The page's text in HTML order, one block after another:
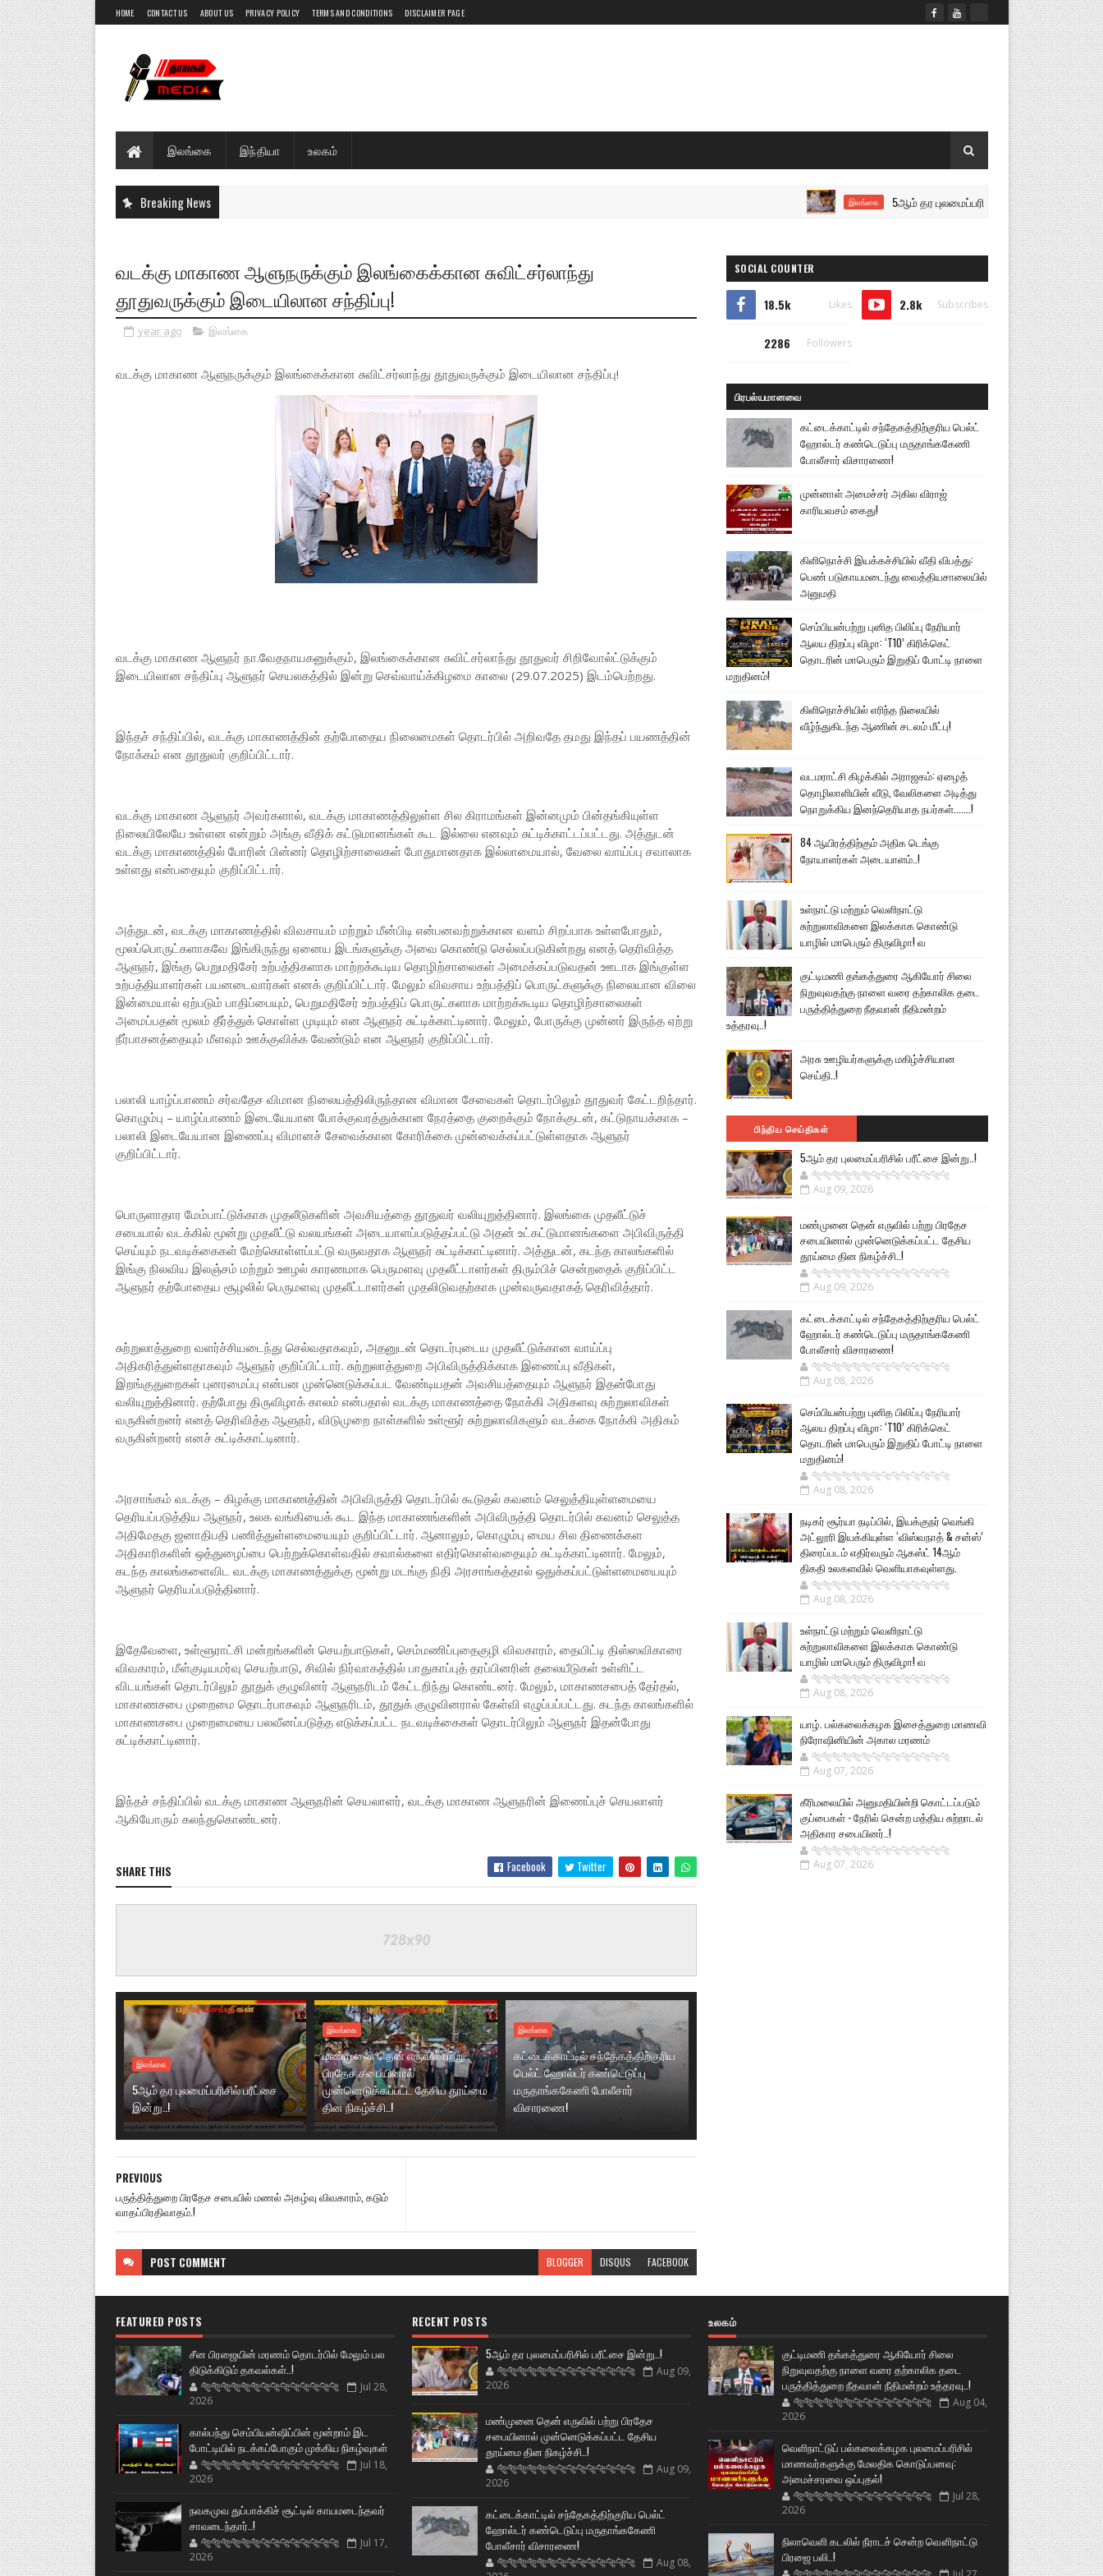
HOME CONTACT US ABOUT US PRIVACY POLICY TERMS AND CONDITIONS DISCLAIMER PAGE
இலங்கை இந்தியா உலகம்
Breaking News இலங்கை 5ஆம் தர புலமைப்பரிசில் பரீட்சை இன்று..!
வடக்கு மாகாண ஆளுநருக்கும் இலங்கைக்கான சுவிட்சர்லாந்து
தூதுவருக்கும் இடையிலான சந்திப்பு!
year ago இலங்கை
வடக்கு மாகாண ஆளுநருக்கும் இலங்கைக்கான சுவிட்சர்லாந்து தூதுவருக்கும் இடையிலான சந்திப்பு!
வடக்கு மாகாண ஆளுநர் நா.வேதநாயகனுக்கும், இலங்கைக்கான சுவிட்சர்லாந்து தூதுவர் சிறிவோல்ட்டுக்கும்
இடையிலான சந்திப்பு ஆளுநர் செயலகத்தில் இன்று செவ்வாய்க்கிழமை காலை (29.07.2025) இடம்பெற்றது.
இந்தச் சந்திப்பில், வடக்கு மாகாணத்தின் தற்போதைய நிலைமைகள் தொடர்பில் அறிவதே தமது இந்தப் பயணத்தின்
நோக்கம் என தூதுவர் குறிப்பிட்டார்.
வடக்கு மாகாண ஆளுநர் அவர்களால், வடக்கு மாகாணத்திலுள்ள சில கிராமங்கள் இன்னமும் பின்தங்கியுள்ள
நிலையிலேயே உள்ளன என்றும் அங்கு வீதிக் கட்டுமானங்கள் கூட இல்லை எனவும் சுட்டிக்காட்டப்பட்டது. அத்துடன்
வடக்கு மாகாணத்தில் போரின் பின்னர் தொழிற்சாலைகள் போதுமானதாக இல்லாமையால், வேலை வாய்ப்பு சவாலாக
உள்ளது என்பதையும் குறிப்பிட்டார்.
அத்துடன், வடக்கு மாகாணத்தில் விவசாயம் மற்றும் மீன்பிடி என்பனவற்றுக்கான வளம் சிறப்பாக உள்ளபோதும்,
மூலப்பொருட்களாகவே இங்கிருந்து ஏனைய இடங்களுக்கு அவை கொண்டு செல்லப்படுகின்றது எனத் தெரிவித்த
ஆளுநர், இங்கு பெறுமதிசேர் உற்பத்திகளாக மாற்றக்கூடிய தொழிற்சாலைகள் அமைக்கப்படுவதன் ஊடாக இங்குள்ள
உற்பத்தியாளர்கள் பயனடைவார்கள் எனக் குறிப்பிட்டார். மேலும் விவசாய உற்பத்திப் பொருட்களுக்கு நிலையான விலை
இன்மையால் ஏற்படும் பாதிப்பையும், பெறுமதிசேர் உற்பத்திப் பொருட்களாக மாற்றக்கூடிய தொழிற்சாலைகள்
அமைப்பதன் மூலம் தீர்த்துக் கொள்ள முடியும் என ஆளுநர் சுட்டிக்காட்டினார். மேலும், போருக்கு முன்னர் இருந்த ஏற்று
நீர்பாசனத்தையும் மீளவும் ஊக்குவிக்க வேண்டும் என ஆளுநர் குறிப்பிட்டார்.
பலாலி யாழ்ப்பாணம் சர்வதேச விமான நிலையத்திலிருந்தான விமான சேவைகள் தொடர்பிலும் தூதுவர் கேட்டறிந்தார்.
கொழும்பு – யாழ்ப்பாணம் இடையேயான போக்குவரத்துக்கான நேரத்தை குறைக்கும் நோக்குடன், கட்டுநாயக்காக –
பலாலி இடையேயான இணைப்பு விமானச் சேவைக்கான கோரிக்கை முன்வைக்கப்பட்டுள்ளதாக ஆளுநர்
குறிப்பிட்டார்.
பொருளாதார மேம்பாட்டுக்காக முதலீடுகளின் அவசியத்தை தூதுவர் வலியுறுத்தினார். இலங்கை முதலீட்டுச்
சபையால் வடக்கில் மூன்று முதலீட்டு வலயங்கள் அடையாளப்படுத்தப்பட்டு அதன் உட்கட்டுமானங்களை அபிவிருத்தி
செய்யும் நடவடிக்கைகள் மேற்கொள்ளப்பட்டு வருவதாக ஆளுநர் சுட்டிக்காட்டினார். அத்துடன், கடந்த காலங்களில்
இங்கு நிலவிய இலஞ்சம் மற்றும் ஊழல் காரணமாக பெருமளவு முதலீட்டாளர்கள் திரும்பிச் சென்றதைக் குறிப்பிட்ட
ஆளுநர் தற்போதைய சூழலில் பெருமளவு முதலீட்டாளர்கள் முதலிடுவதற்காக முன்வருவதாகத் தெரிவித்தார்.
சுற்றுலாத்துறை வளர்ச்சியடைந்து செல்வதாகவும், அதனுடன் தொடர்புடைய முதலீட்டுக்கான வாய்ப்பு
அதிகரித்துள்ளதாகவும் ஆளுநர் குறிப்பிட்டார். சுற்றுலாத்துறை அபிவிருத்திக்காக இணைப்பு வீதிகள்,
இறங்குதுறைகள் புனரமைப்பு என்பன முன்னெடுக்கப்பட வேண்டியதன் அவசியத்தையும் ஆளுநர் இதன்போது
வலியுறுத்தினார். தற்போது திருவிழாக் காலம் என்பதால் வடக்கு மாகாணத்தை நோக்கி அதிகளவு சுற்றுலாவிகள்
வருகின்றனர் எனத் தெரிவித்த ஆளுநர், விடுமுறை நாள்களில் உள்ளூர் சுற்றுலாவிகளும் வடக்கை நோக்கி அதிகம்
வருகின்றனர் எனச் சுட்டிக்காட்டினார்.
அரசாங்கம் வடக்கு – கிழக்கு மாகாணத்தின் அபிவிருத்தி தொடர்பில் கூடுதல் கவனம் செலுத்தியுள்ளமையை
தெரியப்படுத்திய ஆளுநர், உலக வங்கியைக் கூட இந்த மாகாணங்களின் அபிவிருத்தி தொடர்பில் கவனம் செலுத்த
அதிமேதகு ஜனாதிபதி பணித்துள்ளமையையும் குறிப்பிட்டார். ஆனாலும், கொழும்பு மைய சில திணைக்கள
அதிகாரிகளின் ஒத்துழைப்பை பெற்றுக்கொள்வதில் சவால்களை எதிர்கொள்வதையும் சுட்டிக்காட்டினார். மேலும்,
கடந்த காலங்களைவிட வடக்கு மாகாணத்துக்கு மூன்று மடங்கு நிதி அரசாங்கத்தால் ஒதுக்கப்பட்டுள்ளமையையும்
ஆளுநர் தெரியப்படுத்தினார்.
இதேவேளை, உள்ளூராட்சி மன்றங்களின் செயற்பாடுகள், செம்மணிப்புதைகுழி விவகாரம், தையிட்டி திஸ்ஸவிகாரை
விவகாரம், மீள்குடியமர்வு செயற்பாடு, சிவில் நிர்வாகத்தில் பாதுகாப்புத் தரப்பினரின் தலையீடுகள் உள்ளிட்ட
விடயங்கள் தொடர்பிலும் தூதுக் குழுவினர் ஆளுநரிடம் கேட்டறிந்து கொண்டனர். மேலும், மாகாணசபைத் தேர்தல்,
மாகாணசபை முறைமை தொடர்பாகவும் ஆளுநரிடம், தூதுக் குழுவினரால் கேள்வி எழுப்பப்பட்டது. கடந்த காலங்களில்
மாகாணசபை முறைமையை பலவீனப்படுத்த எடுக்கப்பட்ட நடவடிக்கைகள் தொடர்பிலும் ஆளுநர் இதன்போது
சுட்டிக்காட்டினார்.
இந்தச் சந்திப்பில் வடக்கு மாகாண ஆளுநரின் செயலாளர், வடக்கு மாகாண ஆளுநரின் இணைப்புச் செயலாளர்
ஆகியோரும் கலந்துகொண்டனர்.
SHARE THIS Facebook Twitter
இலங்கை
5ஆம் தர புலமைப்பரிசில் பரீட்சை
இன்று..!
இலங்கை
மண்முனை தென் எருவில் பற்று
பிரதேச சபையினால்
முன்னெடுக்கப்பட்ட தேசிய தூய்மை
தின நிகழ்ச்சி..!
இலங்கை
கட்டைக்காட்டில் சந்தேகத்திற்குரிய
பெல்ட் ஹோல்டர் கண்டெடுப்பு
மருதாங்ககேணி போலீசார்
விசாரணை!
PREVIOUS
பருத்தித்துறை பிரதேச சபையில் மணல் அகழ்வு விவகாரம், கடும்
வாதப்பிரதிவாதம்.!
POST COMMENT BLOGGER DISQUS FACEBOOK
SOCIAL COUNTER
18.5k Likes 2.8k Subscribes
2286 Followers
பிரபல்யமானவை
கட்டைக்காட்டில் சந்தேகத்திற்குரிய பெல்ட்
ஹோல்டர் கண்டெடுப்பு மருதாங்ககேணி
போலீசார் விசாரணை!
முன்னாள் அமைச்சர் அகில விராஜ்
காரியவசம் கைது!
கிளிநொச்சி இயக்கச்சியில் வீதி விபத்து:
பெண் படுகாயமடைந்து வைத்தியசாலையில்
அனுமதி
செம்பியன்பற்று புனித பிலிப்பு நேரியார்
ஆலய திறப்பு விழா: ‘T10’ கிரிக்கெட்
தொடரின் மாபெரும் இறுதிப் போட்டி நாளை
மறுதினம்!
கிளிநொச்சியில் எரிந்த நிலையில்
வீழ்ந்துகிடந்த ஆணின் சடலம் மீட்பு!
வடமராட்சி கிழக்கில் அராஜகம்: ஏழைத்
தொழிலாளியின் வீடு, வேலிகளை அடித்து
நொறுக்கிய இனந்தெரியாத நபர்கள்.......!
84 ஆயிரத்திற்கும் அதிக டெங்கு
நோயாளர்கள் அடையாளம்..!
உள்நாட்டு மற்றும் வெளிநாட்டு
சுற்றுலாவிகளை இலக்காக கொண்டு
யாழில் மாபெரும் திருவிழா! வ
குட்டிமணி தங்கத்துரை ஆகியோர் சிலை
நிறுவுவதற்கு நாளை வரை தற்காலிக தடை
பருத்தித்துறை நீதவான் நீதிமன்றம்
உத்தரவு..!
அரசு ஊழியர்களுக்கு மகிழ்ச்சியான
செய்தி..!
பிந்திய செய்திகள்
5ஆம் தர புலமைப்பரிசில் பரீட்சை இன்று..!
🐅🐅🐅🐅🐅🐅🐆🐆🐆🐆🐆🐆🐆🐆
Aug 09, 2026
மண்முனை தென் எருவில் பற்று பிரதேச
சபையினால் முன்னெடுக்கப்பட்ட தேசிய
தூய்மை தின நிகழ்ச்சி..!
🐅🐅🐅🐅🐅🐅🐆🐆🐆🐆🐆🐆🐆🐆
Aug 09, 2026
கட்டைக்காட்டில் சந்தேகத்திற்குரிய பெல்ட்
ஹோல்டர் கண்டெடுப்பு மருதாங்ககேணி
போலீசார் விசாரணை!
🐅🐅🐅🐅🐅🐅🐆🐆🐆🐆🐆🐆🐆🐆
Aug 08, 2026
செம்பியன்பற்று புனித பிலிப்பு நேரியார்
ஆலய திறப்பு விழா: ‘T10’ கிரிக்கெட்
தொடரின் மாபெரும் இறுதிப் போட்டி நாளை
மறுதினம்!
🐅🐅🐅🐅🐅🐅🐆🐆🐆🐆🐆🐆🐆🐆
Aug 08, 2026
நடிகர் சூர்யா நடிப்பில், இயக்குநர் வெங்கி
அட்லூரி இயக்கியுள்ள ‘விஸ்வநாத் & சன்ஸ்’
திரைப்படம் எதிர்வரும் ஆகஸ்ட் 14ஆம்
திகதி உலகளவில் வெளியாகவுள்ளது.
🐅🐅🐅🐅🐅🐅🐆🐆🐆🐆🐆🐆🐆🐆
Aug 08, 2026
உள்நாட்டு மற்றும் வெளிநாட்டு
சுற்றுலாவிகளை இலக்காக கொண்டு
யாழில் மாபெரும் திருவிழா! வ
🐅🐅🐅🐅🐅🐅🐆🐆🐆🐆🐆🐆🐆🐆
Aug 08, 2026
யாழ். பல்கலைக்கழக இசைத்துறை மாணவி
நிரோஷினியின் அகால மரணம்
🐅🐅🐅🐅🐅🐅🐆🐆🐆🐆🐆🐆🐆🐆
Aug 07, 2026
கீரிமலையில் அனுமதியின்றி கொட்டப்படும்
குப்பைகள் - நேரில் சென்ற மத்திய சுற்றாடல்
அதிகார சபையினர்..!
🐅🐅🐅🐅🐅🐅🐆🐆🐆🐆🐆🐆🐆🐆
Aug 07, 2026
FEATURED POSTS
சீன பிரஜையின் மரணம் தொடர்பில் மேலும் பல
திடுக்கிடும் தகவல்கள்..!
🐅🐅🐅🐅🐅🐅🐆🐆🐆🐆🐆🐆🐆🐆
Jul 28,
2026
கால்பந்து செம்பியன்ஷிப்பின் மூன்றாம் இட
போட்டியில் நடக்கப்போகும் முக்கிய நிகழ்வுகள்
🐅🐅🐅🐅🐅🐅🐆🐆🐆🐆🐆🐆🐆🐆
Jul 18,
2026
நவகமுவ துப்பாக்கிச் சூட்டில் காயமடைந்தவர்
சாவடைந்தார்..!
🐅🐅🐅🐅🐅🐅🐆🐆🐆🐆🐆🐆🐆🐆
Jul 17,
2026
RECENT POSTS
5ஆம் தர புலமைப்பரிசில் பரீட்சை இன்று..!
🐅🐅🐅🐅🐅🐅🐆🐆🐆🐆🐆🐆🐆🐆
Aug 09,
2026
மண்முனை தென் எருவில் பற்று பிரதேச
சபையினால் முன்னெடுக்கப்பட்ட தேசிய
தூய்மை தின நிகழ்ச்சி..!
🐅🐅🐅🐅🐅🐅🐆🐆🐆🐆🐆🐆🐆🐆
Aug 09,
2026
கட்டைக்காட்டில் சந்தேகத்திற்குரிய பெல்ட்
ஹோல்டர் கண்டெடுப்பு மருதாங்ககேணி
போலீசார் விசாரணை!
🐅🐅🐅🐅🐅🐅🐆🐆🐆🐆🐆🐆🐆🐆
Aug 08,
உலகம்
குட்டிமணி தங்கத்துரை ஆகியோர் சிலை
நிறுவுவதற்கு நாளை வரை தற்காலிக தடை
பருத்தித்துறை நீதவான் நீதிமன்றம் உத்தரவு..!
🐅🐅🐅🐅🐅🐅🐆🐆🐆🐆🐆🐆🐆🐆
Aug 04,
2026
வெளிநாட்டுப் பல்கலைக்கழக புலமைப்பரிசில்
மாணவர்களுக்கு மேலதிக கொடுப்பனவு:
அமைச்சரவை ஒப்புதல்!
🐅🐅🐅🐅🐅🐅🐆🐆🐆🐆🐆🐆🐆🐆
Jul 28,
2026
நிலாவெளி கடலில் நீராடச் சென்ற வௌிநாட்டு
பிரஜை பலி..!